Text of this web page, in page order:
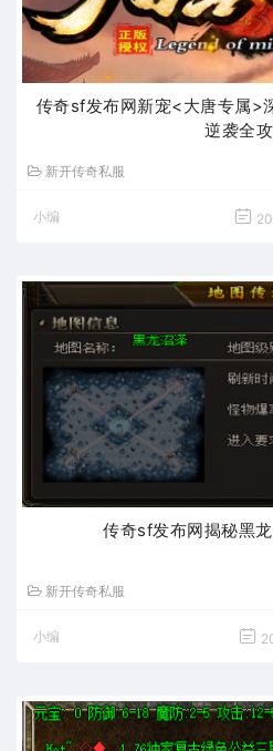
传奇sf发布网新宠<大唐专属>
逆袭全
新开传奇私服
小编
传奇sf发布网揭秘黑
新开传奇私服
小编